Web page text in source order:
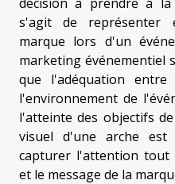
s'agit de représenter
marque lors d'un
marketing événementiel
que l'adéquation
l'environnement de
l'atteinte des objectifs
visuel d'une arche
capturer l'attention tout
et le message de la